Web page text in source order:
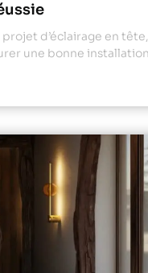
projet d’éclairage en
une bonne installation